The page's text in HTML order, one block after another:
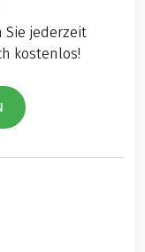
Sie jederzeit
kostenlos!